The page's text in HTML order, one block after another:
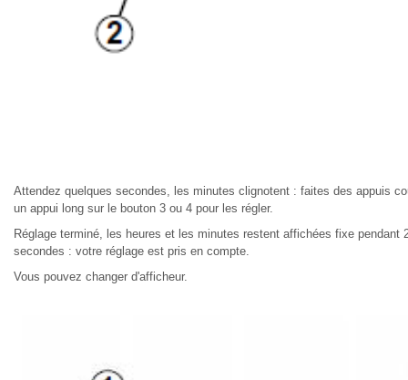
Attendez quelques secondes, les minutes clignotent : faites des appuis
un appui long sur le bouton 3 ou 4 pour les régler.
Réglage terminé, les heures et les minutes restent affichées fixe pendant
secondes : votre réglage est pris en compte.
Vous pouvez changer d'afficheur.